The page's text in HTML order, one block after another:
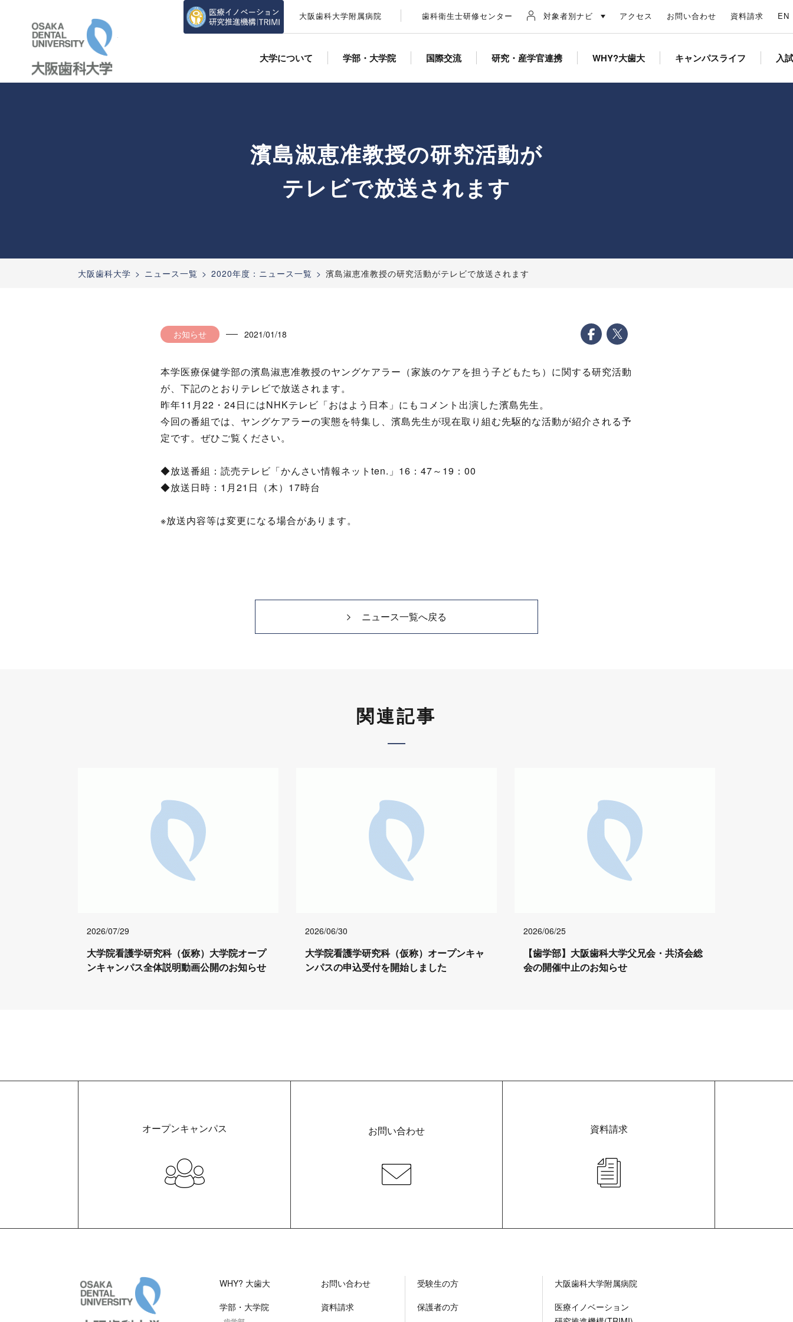
大阪歯科大学 大阪歯科大学附属病院 歯科衛生士研修センター 対象者別ナビ アクセス お問い合わせ 資料請求 EN
大学について 学部・大学院 国際交流 研究・産学官連携 WHY?大歯大 キャンパスライフ 入
濱島淑恵准教授の研究活動が
テレビで放送されます
大阪歯科大学 ニュース一覧 2020年度：ニュース一覧 濱島淑恵准教授の研究活動がテレビで放送されます
お知らせ 2021/01/18
本学医療保健学部の濱島淑恵准教授のヤングケアラー（家族のケアを担う子どもたち）に関する研究活動
が、下記のとおりテレビで放送されます。
昨年11月22・24日にはNHKテレビ「おはよう日本」にもコメント出演した濱島先生。
今回の番組では、ヤングケアラーの実態を特集し、濱島先生が現在取り組む先駆的な活動が紹介される予
定です。ぜひご覧ください。
◆放送番組：読売テレビ「かんさい情報ネットten.」16：47～19：00
◆放送日時：1月21日（木）17時台
※放送内容等は変更になる場合があります。
ニュース一覧へ戻る
関連記事
2026/07/29
大学院看護学研究科（仮称）大学院オープ
ンキャンパス全体説明動画公開のお知らせ
2026/06/30
大学院看護学研究科（仮称）オープンキャ
ンパスの申込受付を開始しました
2026/06/25
【歯学部】大阪歯科大学父兄会・共済会総
会の開催中止のお知らせ
オープンキャンパス お問い合わせ 資料請求
大阪歯科大学WHY? 大歯大
学部・大学院
お問い合わせ
資料請求
受験生の方
保護者の方
大阪歯科大学附属病院
医療イノベーション